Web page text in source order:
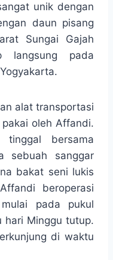
unik dengan
daun pisang
Sungai Gajah
langsung pada
alat transportasi
oleh Affandi.
bersama
sebuah sanggar
bakat seni lukis
beroperasi
pada pukul
hari Minggu tutup.
di waktu